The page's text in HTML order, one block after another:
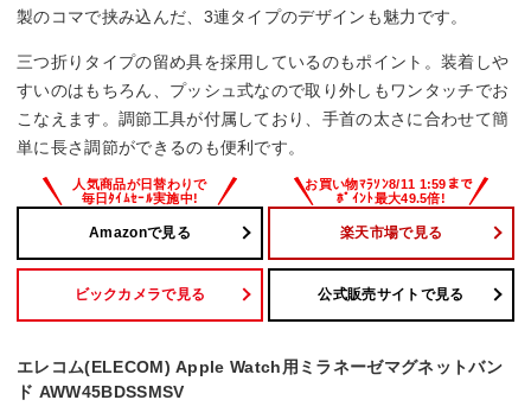
製のコマで挟み込んだ、3連タイプのデザインも魅力です。
三つ折りタイプの留め具を採用しているのもポイント。装着しや
すいのはもちろん、プッシュ式なので取り外しもワンタッチでお
こなえます。調節工具が付属しており、手首の太さに合わせて簡
単に長さ調節ができるのも便利です。
Amazonで見る 楽天市場で見る
ビックカメラで見る 公式販売サイトで見る
エレコム(ELECOM) Apple Watch用ミラネーゼマグネットバン
ド AWW45BDSSMSV